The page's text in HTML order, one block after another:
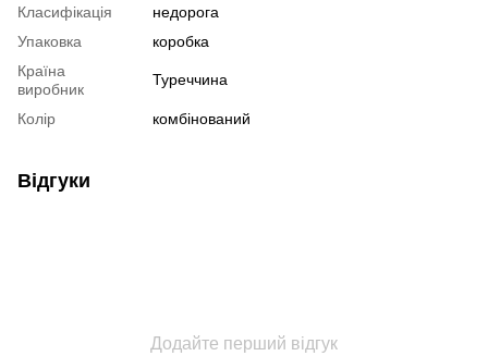
Класифікація
недорога
Упаковка
коробка
Країна
виробник
Туреччина
Колір комбінований
Відгуки
Додайте перший відгук